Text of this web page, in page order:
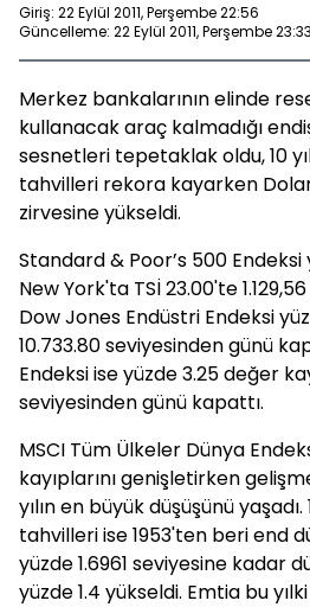
Giriş: 22 Eylül 2011, Perşembe 22:56
Güncelleme: 22 Eylül 2011, Perşembe 23:33
Merkez bankalarının elinde
kullanacak araç kalmadığı
sesnetleri tepetaklak oldu, 10
tahvilleri rekora kayarken
zirvesine yükseldi.
Standard & Poor’s 500 Endeksi
New York'ta TSİ 23.00'te
Dow Jones Endüstri Endeksi
10.733.80 seviyesinden günü
Endeksi ise yüzde 3.25 değer
seviyesinden günü kapattı.
MSCI Tüm Ülkeler Dünya
kayıplarını genişletirken
yılın en büyük düşüşünü
tahvilleri ise 1953'ten beri end
yüzde 1.6961 seviyesine kadar
yüzde 1.4 yükseldi. Emtia bu